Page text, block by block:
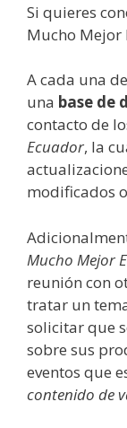
Si quieres
Mucho Mejor
A cada una
una base de
contacto de
Ecuador, la
modificados
Mucho Mejor
reunión con
tratar un
solicitar que
sobre sus
eventos que
contenido de